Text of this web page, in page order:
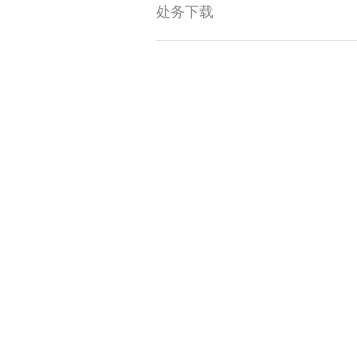
处务下载